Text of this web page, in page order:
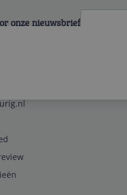
onze nieuwsbrief